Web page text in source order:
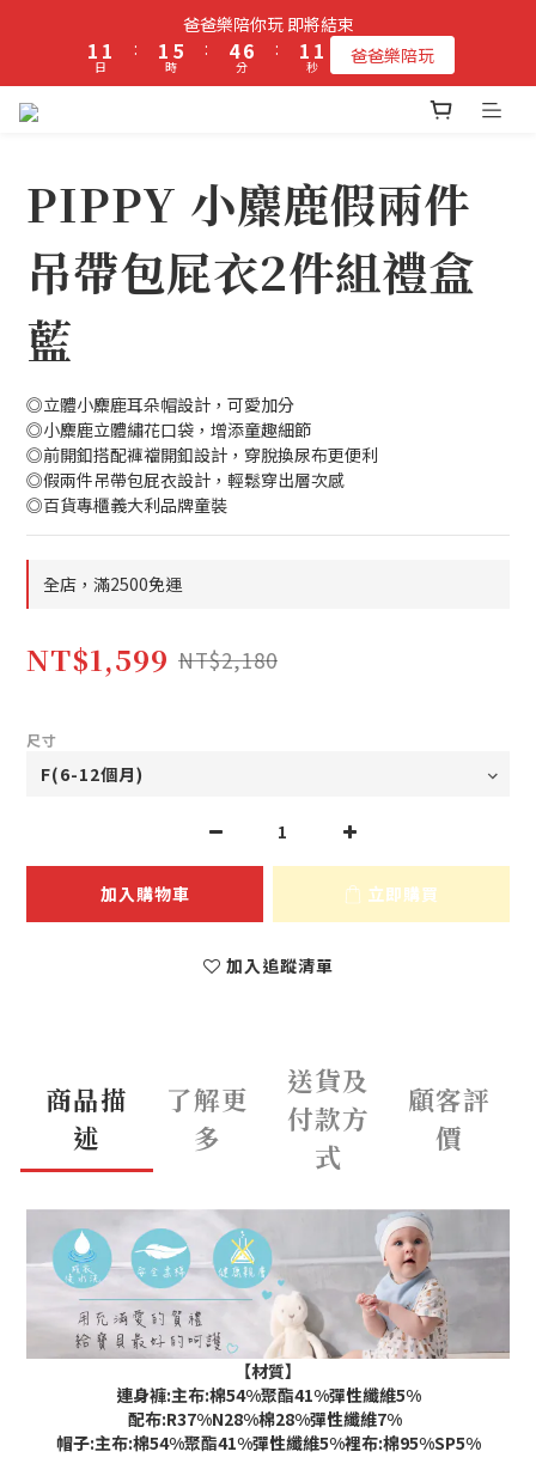
立即加入PIPPY會員即贈$100元購物金!
爸爸樂陪你玩 即將結束
1
0
1
0
日
:
1
0
5
4
0
時
:
5
4
3
7
6
5
1
0
分
:
2
1
0
1
0
秒 爸爸樂陪玩
PIPPY 小麋鹿假兩件
吊帶包屁衣2件組禮盒
藍
◎立體小麋鹿耳朵帽設計，可愛加分
◎小麋鹿立體繡花口袋，增添童趣細節
◎前開釦搭配褲襠開釦設計，穿脫換尿布更便利
◎假兩件吊帶包屁衣設計，輕鬆穿出層次感
◎百貨專櫃義大利品牌童裝
全店，滿2500免運
NT$1,599 NT$2,180
尺寸
加入購物車 立即購買
加入追蹤清單
商品描
述
了解更
多
送貨及
付款方
式
顧客評
價
【材質】
連身褲:主布:棉54%聚酯41%彈性纖維5%
配布:R37%N28%棉28%彈性纖維7%
帽子:主布:棉54%聚酯41%彈性纖維5%裡布:棉95%SP5%